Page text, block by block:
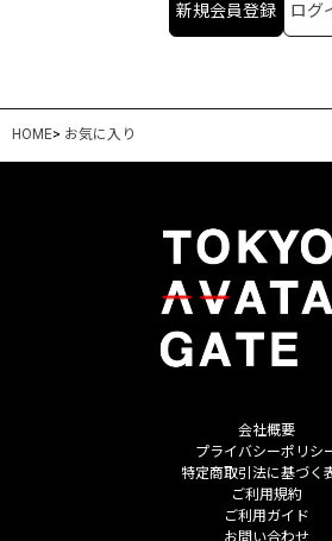
新規会員登録 ログ
HOME> お気に入り
会社概要
プライバシーポリシ
特定商取引法に基づく
ご利用規約
ご利用ガイド